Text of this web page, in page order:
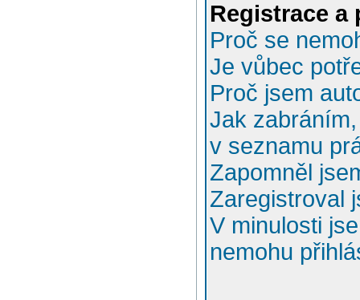
Registrace a
Proč se
Je vůbec
Proč jsem
Jak
v seznamu
Zapomněl
Zaregistroval
V minulosti
nemohu